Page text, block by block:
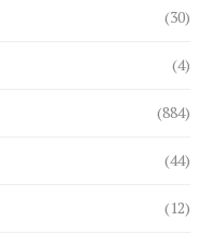
(30)
(4)
(884)
(44)
(12)